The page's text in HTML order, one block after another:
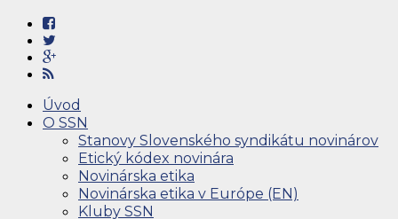
Úvod
O SSN
Stanovy Slovenského syndikátu novinárov
Etický kódex novinára
Novinárska etika
Novinárska etika v Európe (EN)
Kluby SSN